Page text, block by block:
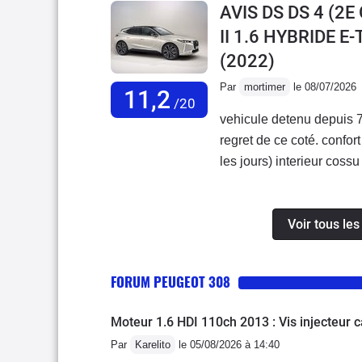
changé la vie (plus de
Pour la consommation,
les modes éco sur les
haut mais dans la
agréable, on n'est pas
d'autres voitures. Sur
les tours, mais c'est loin
pendant les longs
grand car on se cogne
n'essayez pas de
autoroute vous
n'est pas dramatique
11,2 /20
AVIS DS DS 4 (2E
II 1.6 HYBRIDE
(2022)
Par mortimer le 08/07/2026
vehicule detenu depuis
regret de ce coté.
les jours) interieur
démotivéleur seule
Voir tous
FORUM PEUGEOT 308
Moteur 1.6 HDI 110ch 2013 : Vis injecteur
Par Karelito le 05/08/2026 à 14:40